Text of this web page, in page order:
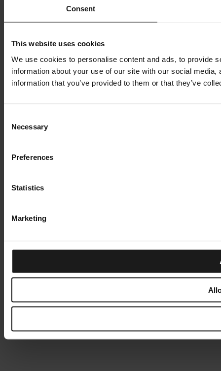
Consent
This website uses cookies
We use cookies to personalise content and ads, to provide
information about your use of our site with our social
information that you’ve provided to them or that they’ve
Selection
Necessary
Preferences
Statistics
Marketing